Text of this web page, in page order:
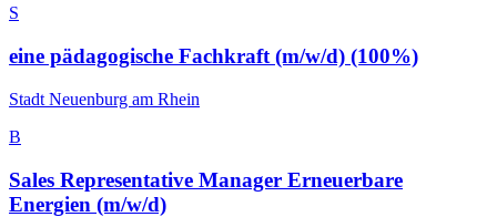
S
eine pädagogische Fachkraft (m/w/d) (100%)
Stadt Neuenburg am Rhein
B
Sales Representative Manager Erneuerbare
Energien (m/w/d)